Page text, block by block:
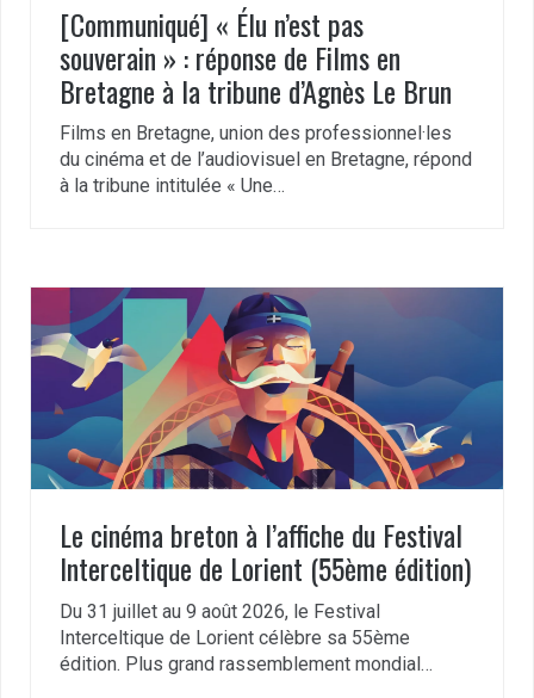
[Communiqué] « Élu n’est pas
souverain » : réponse de Films en
Bretagne à la tribune d’Agnès Le Brun
Films en Bretagne, union des professionnel·les
du cinéma et de l’audiovisuel en Bretagne, répond
à la tribune intitulée « Une…
Le cinéma breton à l’affiche du Festival
Interceltique de Lorient (55ème édition)
Du 31 juillet au 9 août 2026, le Festival
Interceltique de Lorient célèbre sa 55ème
édition. Plus grand rassemblement mondial…